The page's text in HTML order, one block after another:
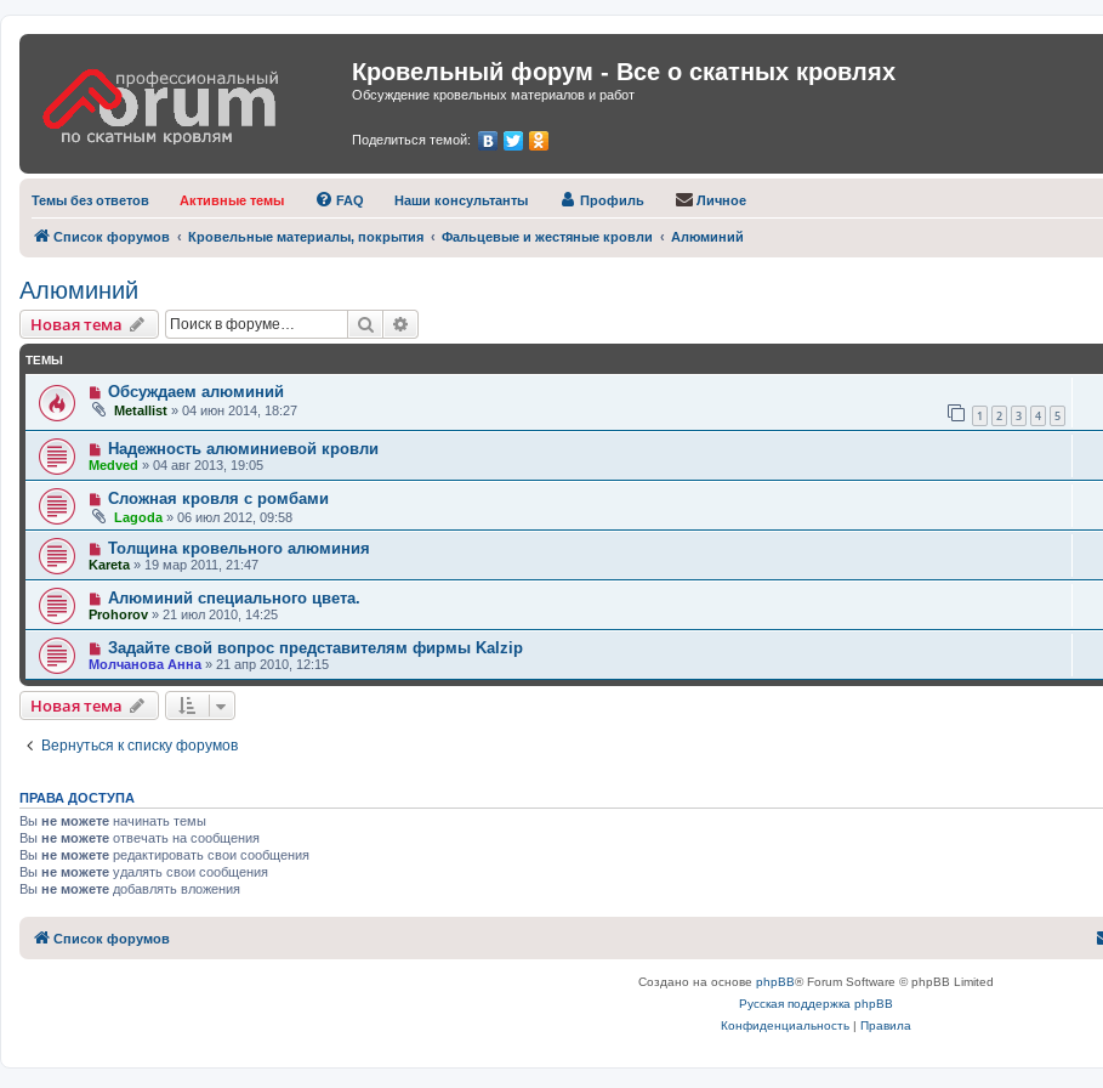
Кровельный форум - Все о скатных кровлях
Обсуждение кровельных материалов и работ
Поделиться темой:
Темы без ответов Активные темы FAQ Наши консультанты Профиль Личное
Список форумов Кровельные материалы, покрытия Фальцевые и жестяные кровли Алюминий
Алюминий
Новая тема Поиск
ТЕМЫ
Обсуждаем алюминий
Metallist » 04 июн 2014, 18:27 1 2 3 4 5
Надежность алюминиевой кровли
Medved » 04 авг 2013, 19:05
Сложная кровля с ромбами
Lagoda » 06 июл 2012, 09:58
Толщина кровельного алюминия
Kareta » 19 мар 2011, 21:47
Алюминий специального цвета.
Prohorov » 21 июл 2010, 14:25
Задайте свой вопрос представителям фирмы Kalzip
Молчанова Анна » 21 апр 2010, 12:15
Новая тема
Вернуться к списку форумов
ПРАВА ДОСТУПА
Вы не можете начинать темы
Вы не можете отвечать на сообщения
Вы не можете редактировать свои сообщения
Вы не можете удалять свои сообщения
Вы не можете добавлять вложения
Список форумов
Создано на основе phpBB® Forum Software © phpBB Limited
Русская поддержка phpBB
Конфиденциальность| Правила